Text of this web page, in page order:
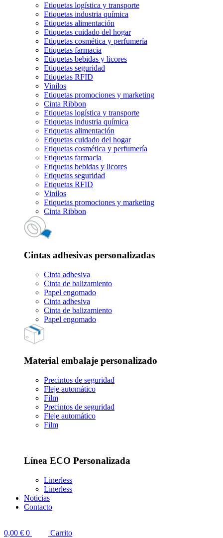
Etiquetas logística y transporte
Etiquetas industria química
Etiquetas alimentación
Etiquetas cuidado del hogar
Etiquetas cosmética y perfumería
Etiquetas farmacia
Etiquetas bebidas y licores
Etiquetas seguridad
Etiquetas RFID
Vinilos
Etiquetas promociones y marketing
Cinta Ribbon
Etiquetas logística y transporte
Etiquetas industria química
Etiquetas alimentación
Etiquetas cuidado del hogar
Etiquetas cosmética y perfumería
Etiquetas farmacia
Etiquetas bebidas y licores
Etiquetas seguridad
Etiquetas RFID
Vinilos
Etiquetas promociones y marketing
Cinta Ribbon
Cintas adhesivas personalizadas
Cinta adhesiva
Cinta de balizamiento
Papel engomado
Cinta adhesiva
Cinta de balizamiento
Papel engomado
Material embalaje personalizado
Precintos de seguridad
Fleje automático
Film
Precintos de seguridad
Fleje automático
Film
Línea ECO Personalizada
Linerless
Linerless
Noticias
Contacto
0,00 € 0
Carrito